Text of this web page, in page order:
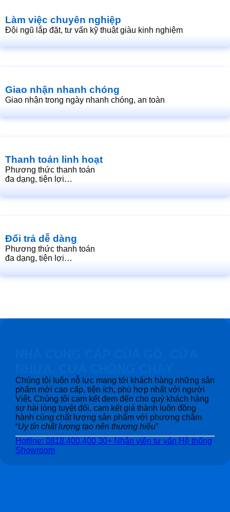
Làm việc chuyên nghiệp
Đội ngũ lắp đặt, tư vấn kỹ thuật giàu kinh nghiệm
Giao nhận nhanh chóng
Giao nhận trong ngày nhanh chóng, an toàn
Thanh toán linh hoạt
Phương thức thanh toán
đa dạng, tiện lợi…
Đổi trả dễ dàng
Phương thức thanh toán
đa dạng, tiện lợi…
Chúng tôi luôn nỗ lực mang tới khách hàng những sản
phẩm mới cao cấp, tiện ích, phù hợp nhất với người
Việt. Chúng tôi cam kết đem đến cho quý khách hàng
sự hài lòng tuyệt đối, cam kết giá thành luôn đồng
hành cùng chất lượng sản phẩm với phương châm
“Uy tín chất lượng tạo nên thương hiệu”
Hotline: 0818.400.400 30+ Nhân viên tư vấn Hệ thống
Showroom